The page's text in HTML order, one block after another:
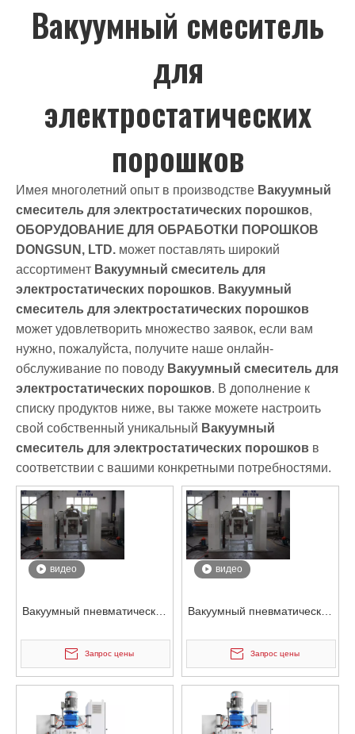
Вакуумный смеситель
для
электростатических
порошков
Имея многолетний опыт в производстве Вакуумный
смеситель для электростатических порошков,
ОБОРУДОВАНИЕ ДЛЯ ОБРАБОТКИ ПОРОШКОВ
DONGSUN, LTD. может поставлять широкий
ассортимент Вакуумный смеситель для
электростатических порошков. Вакуумный
смеситель для электростатических порошков
может удовлетворить множество заявок, если вам
нужно, пожалуйста, получите наше онлайн-
обслуживание по поводу Вакуумный смеситель для
электростатических порошков. В дополнение к
списку продуктов ниже, вы также можете настроить
свой собственный уникальный Вакуумный
смеситель для электростатических порошков в
соответствии с вашими конкретными потребностями.
видео
Вакуумный пневматический
смеситель для контейнеров
для порошка
Запрос цены
видео
Вакуумный пневматический
смеситель для контейнеров
для порошка
Запрос цены